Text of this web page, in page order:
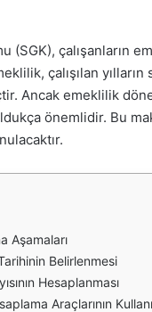
(SGK), çalışanların
çalışılan
Ancak emeklilik
önemlidir. Bu
Aşamaları
Belirlenmesi
Hesaplanması
Araçlarının